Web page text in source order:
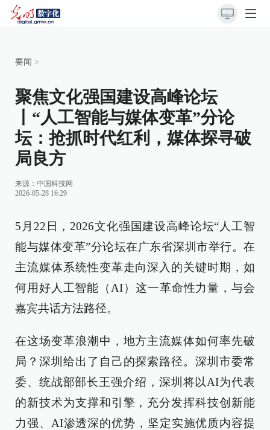
要闻 >
聚焦文化强国建设高峰论坛
丨“人工智能与媒体变革”分论
坛：抢抓时代红利，媒体探寻破
局良方
来源： 中国科技网
2026-05-28 16:29
5月22日，2026文化强国建设高峰论坛“人工智
能与媒体变革”分论坛在广东省深圳市举行。在
主流媒体系统性变革走向深入的关键时期，如
何用好人工智能（AI）这一革命性力量，与会
嘉宾共话方法路径。
在这场变革浪潮中，地方主流媒体如何率先破
局？深圳给出了自己的探索路径。深圳市委常
委、统战部部长王强介绍，深圳将以AI为代表
的新技术为支撑和引擎，充分发挥科技创新能
力强、AI渗透深的优势，坚定实施优质内容提